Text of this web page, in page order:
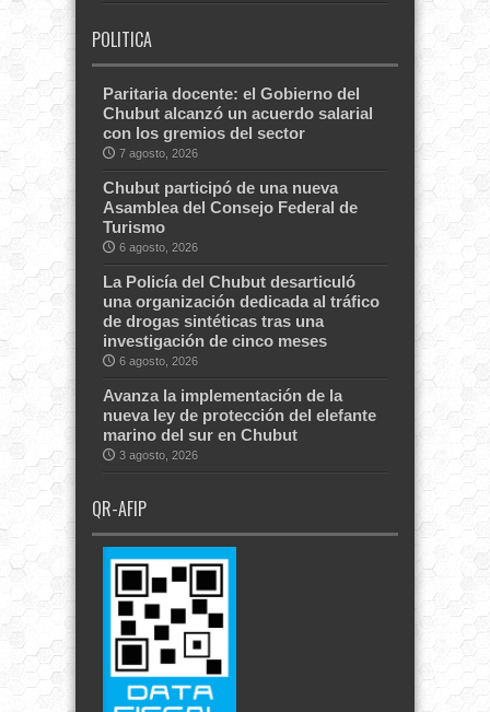
POLITICA
Paritaria docente: el Gobierno del
Chubut alcanzó un acuerdo salarial
con los gremios del sector
7 agosto, 2026
Chubut participó de una nueva
Asamblea del Consejo Federal de
Turismo
6 agosto, 2026
La Policía del Chubut desarticuló
una organización dedicada al tráfico
de drogas sintéticas tras una
investigación de cinco meses
6 agosto, 2026
Avanza la implementación de la
nueva ley de protección del elefante
marino del sur en Chubut
3 agosto, 2026
QR-AFIP